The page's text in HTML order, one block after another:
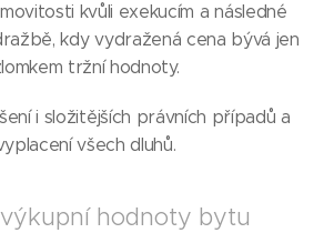
kvůli exekucím a následné
kdy vydražená cena bývá jen
tržní hodnoty.
i složitějších právních případů a
všech dluhů.
hodnoty bytu